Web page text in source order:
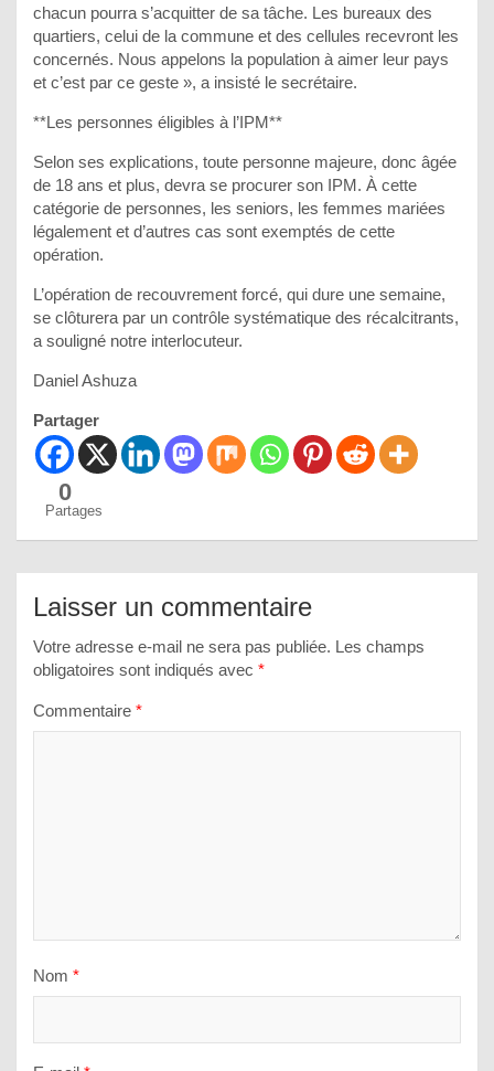
chacun pourra s’acquitter de sa tâche. Les bureaux des
quartiers, celui de la commune et des cellules recevront les
concernés. Nous appelons la population à aimer leur pays
et c’est par ce geste », a insisté le secrétaire.
**Les personnes éligibles à l’IPM**
Selon ses explications, toute personne majeure, donc âgée
de 18 ans et plus, devra se procurer son IPM. À cette
catégorie de personnes, les seniors, les femmes mariées
légalement et d’autres cas sont exemptés de cette
opération.
L’opération de recouvrement forcé, qui dure une semaine,
se clôturera par un contrôle systématique des récalcitrants,
a souligné notre interlocuteur.
Daniel Ashuza
Partager
0
Partages
Laisser un commentaire
Votre adresse e-mail ne sera pas publiée. Les champs
obligatoires sont indiqués avec *
Commentaire *
Nom *